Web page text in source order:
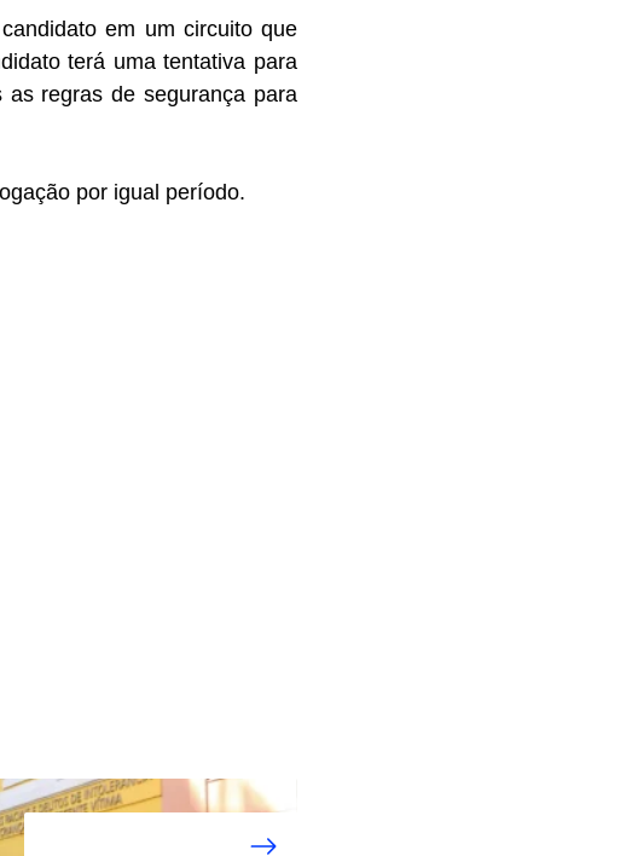
em um circuito que
terá uma tentativa para
regras de segurança para
por igual período.